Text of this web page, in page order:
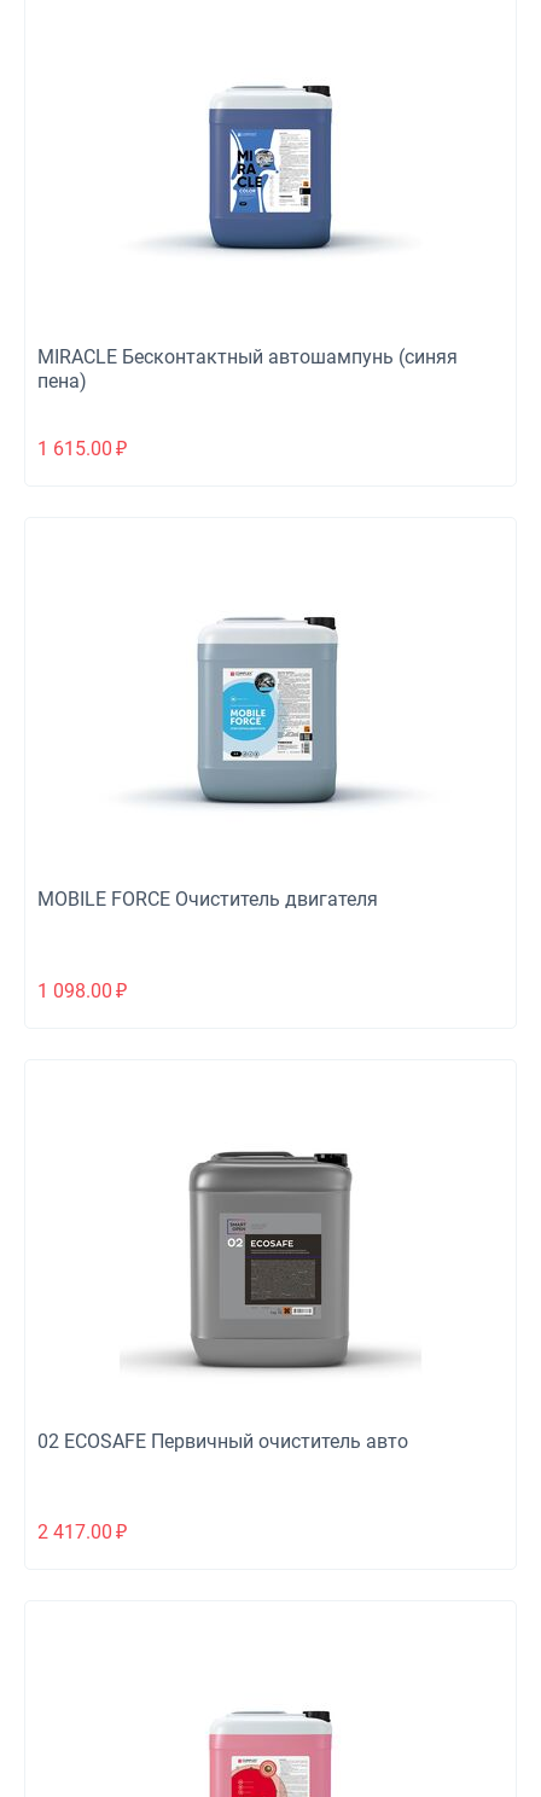
MIRACLE Бесконтактный автошампунь (синяя
пена)
1 615.00 ₽
MOBILE FORCE Очиститель двигателя
1 098.00 ₽
02 ECOSAFE Первичный очиститель авто
2 417.00 ₽